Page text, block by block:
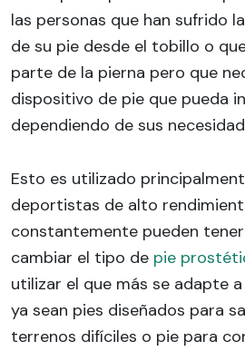
las personas que han sufrido
de su pie desde el tobillo o
parte de la pierna pero que
dispositivo de pie que pueda
dependiendo de sus
Esto es utilizado
deportistas de alto
constantemente pueden
cambiar el tipo de pie
utilizar el que más se adapte
ya sean pies diseñados para
terrenos difíciles o pie para